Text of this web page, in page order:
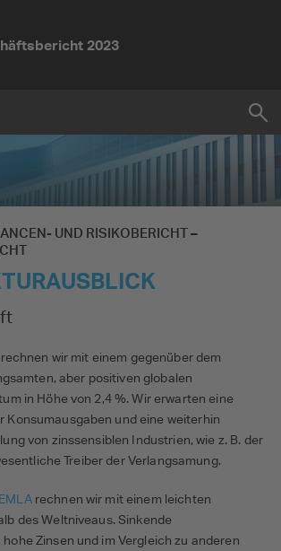
2023
UND RISIKOBERICHT–
wir mit einem gegenüber dem
aber positiven globalen
in Höhe von 2,4 %. Wir erwarten eine
Konsumausgaben und eine weiterhin
von zinssensiblen Industrien, wie z. B. der
Treiber der Verlangsamung.
EMLArechnen wir mit einem leichten
des Weltniveaus. Sinkende
Zinsen und im Vergleich zu anderen